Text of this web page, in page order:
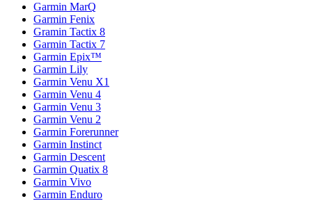
Garmin MarQ
Garmin Fenix
Gramin Tactix 8
Garmin Tactix 7
Garmin Epix™
Garmin Lily
Garmin Venu X1
Garmin Venu 4
Garmin Venu 3
Garmin Venu 2
Garmin Forerunner
Garmin Instinct
Garmin Descent
Garmin Quatix 8
Garmin Vivo
Garmin Enduro